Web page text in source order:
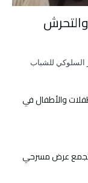
السلوكي للشباب
والأطفال في
ينظم التجمع عرض مسرحي